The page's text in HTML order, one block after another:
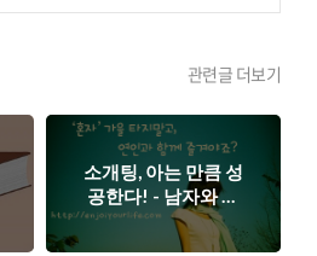
관련글 더보기
소개팅, 아는 만큼 성
공한다! - 남자와 여
자의 소개팅에 관한
생각차이.